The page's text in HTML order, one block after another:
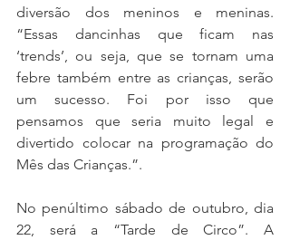
diversão dos meninos e meninas.
“Essas dancinhas que ficam nas
‘trends’, ou seja, que se tornam uma
febre também entre as crianças, serão
um sucesso. Foi por isso que
pensamos que seria muito legal e
divertido colocar na programação do
Mês das Crianças.”.
No penúltimo sábado de outubro, dia
22, será a “Tarde de Circo”. A